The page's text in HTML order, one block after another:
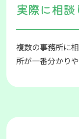
実際に相
複数の事務所に
所が一番分かり